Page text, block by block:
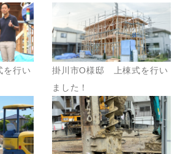
行い
掛川市O様邸 上棟式を行い
ました！